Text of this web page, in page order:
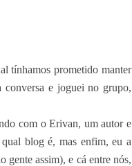
tínhamos prometido manter
e joguei no grupo,
com o Erivan, um autor e
blog é, mas enfim, eu a
gente assim), e cá entre nós,